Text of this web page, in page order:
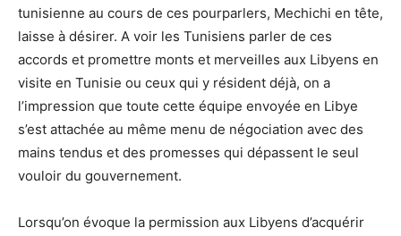
tunisienne au cours de ces pourparlers, Mechichi en tête,
laisse à désirer. A voir les Tunisiens parler de ces
accords et promettre monts et merveilles aux Libyens en
visite en Tunisie ou ceux qui y résident déjà, on a
l’impression que toute cette équipe envoyée en Libye
s’est attachée au même menu de négociation avec des
mains tendus et des promesses qui dépassent le seul
vouloir du gouvernement.
Lorsqu’on évoque la permission aux Libyens d’acquérir